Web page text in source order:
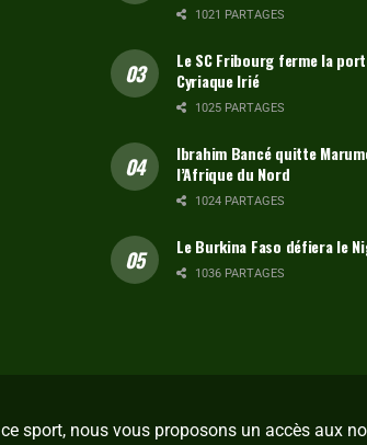
1021 PARTAGES
Le SC Fribourg ferme la
Cyriaque Irié
1025 PARTAGES
Ibrahim Bancé quitte
l’Afrique du Nord
1024 PARTAGES
Le Burkina Faso défiera le
1036 PARTAGES
sport, nous vous proposons un accès aux